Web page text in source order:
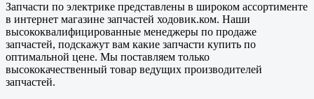
Запчасти по электрике представлены в широком ассортименте
в интернет магазине запчастей ходовик.ком. Наши
высококвалифицированные менеджеры по продаже
запчастей, подскажут вам какие запчасти купить по
оптимальной цене. Мы поставляем только
высококачественный товар ведущих производителей
запчастей.